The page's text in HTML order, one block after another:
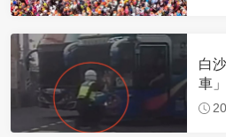
白
車
車